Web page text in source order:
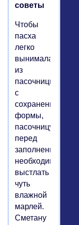
советы
Чтобы
пасха
легко
вынималась
из
пасочницы
с
сохранением
формы,
пасочницу
перед
заполнением
необходимо
выстлать
чуть
влажной
марлей.
Сметану